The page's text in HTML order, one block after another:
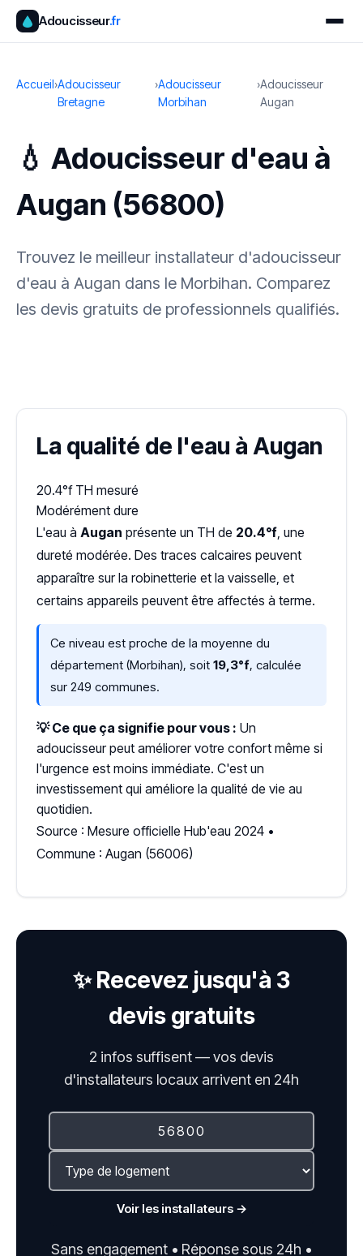
Adoucisseur.fr
Accueil›Adoucisseur
Bretagne
›Adoucisseur
Morbihan
›Adoucisseur
Augan
💧 Adoucisseur d'eau à
Augan (56800)
Trouvez le meilleur installateur d'adoucisseur
d'eau à Augan dans le Morbihan. Comparez
les devis gratuits de professionnels qualifiés.
La qualité de l'eau à Augan
20.4°f TH mesuré
Modérément dure
L'eau à Augan présente un TH de 20.4°f, une
dureté modérée. Des traces calcaires peuvent
apparaître sur la robinetterie et la vaisselle, et
certains appareils peuvent être affectés à terme.
Ce niveau est proche de la moyenne du
département (Morbihan), soit 19,3°f, calculée
sur 249 communes.
💡 Ce que ça signifie pour vous : Un
adoucisseur peut améliorer votre confort même si
l'urgence est moins immédiate. C'est un
investissement qui améliore la qualité de vie au
quotidien.
Source : Mesure officielle Hub'eau 2024 •
Commune : Augan (56006)
✨ Recevez jusqu'à 3
devis gratuits
2 infos suffisent — vos devis
d'installateurs locaux arrivent en 24h
Voir les installateurs →
Sans engagement • Réponse sous 24h •